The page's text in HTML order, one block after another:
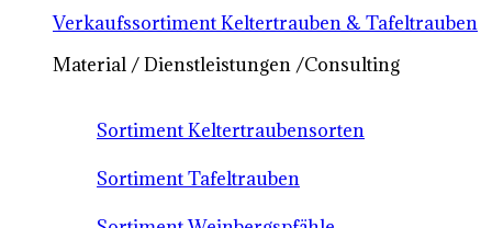
Verkaufssortiment Keltertrauben & Tafeltrauben
Material / Dienstleistungen /Consulting
Sortiment Keltertraubensorten
Sortiment Tafeltrauben